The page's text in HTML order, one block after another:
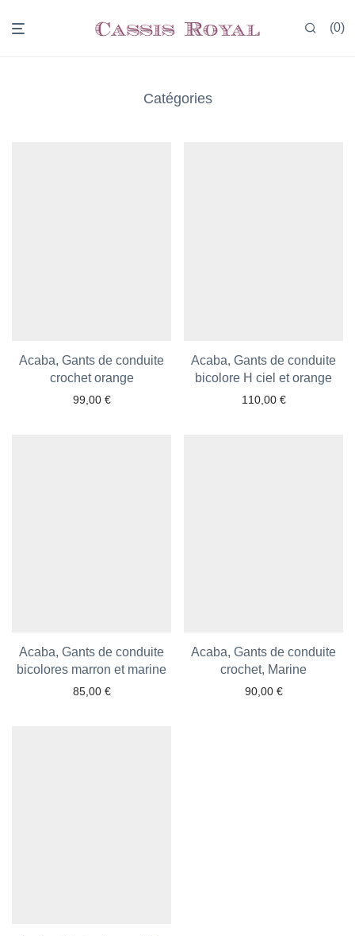
0
Catégories
Acaba, Gants de conduite
crochet orange
99,00 €
Acaba, Gants de conduite
bicolore H ciel et orange
110,00 €
Acaba, Gants de conduite
bicolores marron et marine
85,00 €
Acaba, Gants de conduite
crochet, Marine
90,00 €